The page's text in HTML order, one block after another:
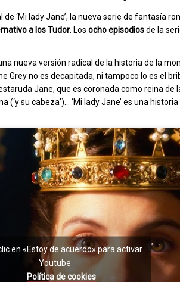
‘Mi lady Jane’, la nueva serie de fantasía
a los Tudor . Los ocho episodiosde la
nueva versión radical de la historia de la
Grey no es decapitada, ni tampoco lo es el
Jane, que es coronada como reina de
su cabeza’)… ‘Mi lady Jane’ es una
en «Estoy de acuerdo» para activar
Youtube
Política de cookies